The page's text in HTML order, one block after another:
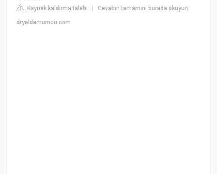
Kaynak kaldırma talebi |Cevabın tamamını burada okuyun:
dryeldamumcu.com